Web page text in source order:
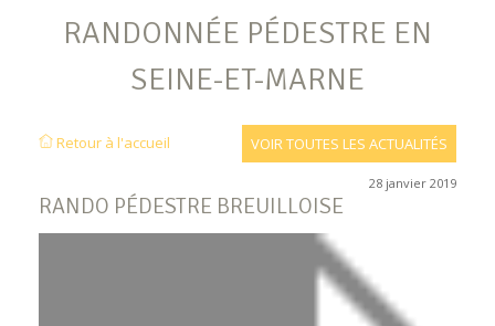
RANDONNÉE PÉDESTRE EN
SEINE-ET-MARNE
Retour à l'accueil VOIR TOUTES LES ACTUALITÉS
RANDO PÉDESTRE BREUILLOISE
28 janvier 2019